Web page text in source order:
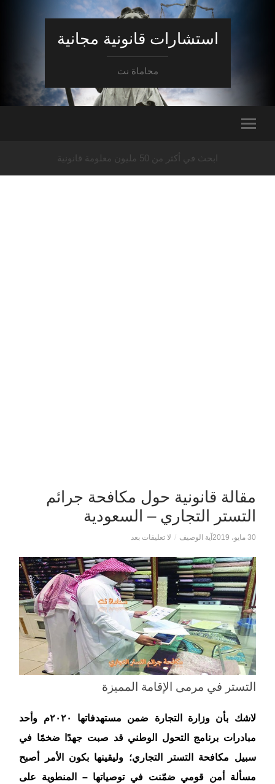
استشارات قانونية مجانية
محاماة نت
ابحث في أكثر من 50 مليون معلومة قانونية
مقالة قانونية حول مكافحة جرائم
التستر التجاري – السعودية
30 مايو، 2019 آية الوصيف / لا تعليقات بعد
التستر في مرمى الإقامة المميزة
لاشك بأن وزارة التجارة ضمن مستهدفاتها ٢٠٢٠م وأحد
مبادرات برنامج التحول الوطني قد صبت جهدًا ضخمًا في
سبيل مكافحة التستر التجاري؛ وليقينها بكون الأمر أصبح
مسألة أمن قومي ضمّنت في توصياتها – المنطوية على